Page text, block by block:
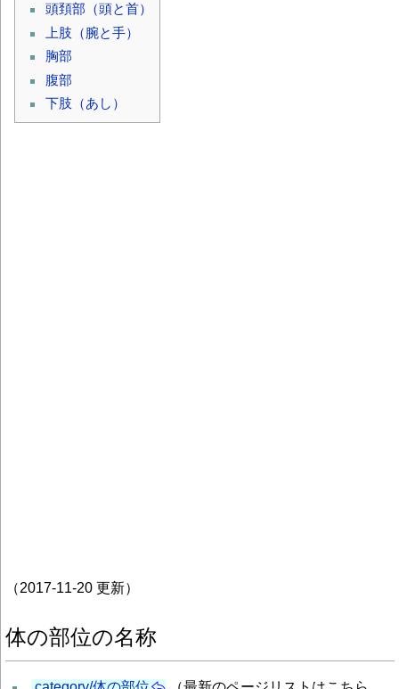
頭頚部（頭と首）
上肢（腕と手）
胸部
腹部
下肢（あし）
（2017-11-20 更新）
体の部位の名称